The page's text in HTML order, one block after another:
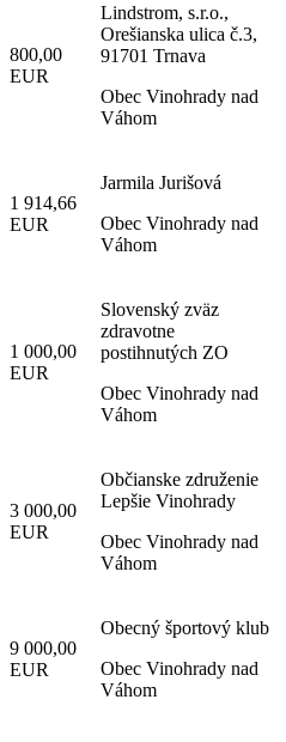
800,00
EUR
Lindstrom, s.r.o.,
Orešianska ulica č.3,
91701 Trnava
Obec Vinohrady nad
Váhom
1 914,66
EUR
Jarmila Jurišová
Obec Vinohrady nad
Váhom
1 000,00
EUR
Slovenský zväz
zdravotne
postihnutých ZO
Obec Vinohrady nad
Váhom
3 000,00
EUR
Občianske združenie
Lepšie Vinohrady
Obec Vinohrady nad
Váhom
9 000,00
EUR
Obecný športový klub
Obec Vinohrady nad
Váhom